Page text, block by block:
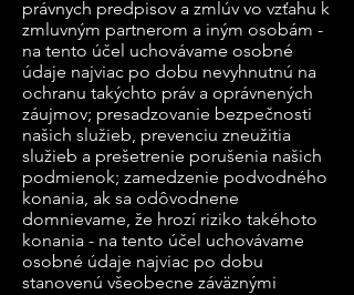
právnych predpisov a zmlúv vo vzťahu k
zmluvným partnerom a iným osobám -
na tento účel uchovávame osobné
údaje najviac po dobu nevyhnutnú na
ochranu takýchto práv a oprávnených
záujmov; presadzovanie bezpečnosti
našich služieb, prevenciu zneužitia
služieb a prešetrenie porušenia našich
podmienok; zamedzenie podvodného
konania, ak sa odôvodnene
domnievame, že hrozí riziko takéhoto
konania - na tento účel uchovávame
osobné údaje najviac po dobu
stanovenú všeobecne záväznými